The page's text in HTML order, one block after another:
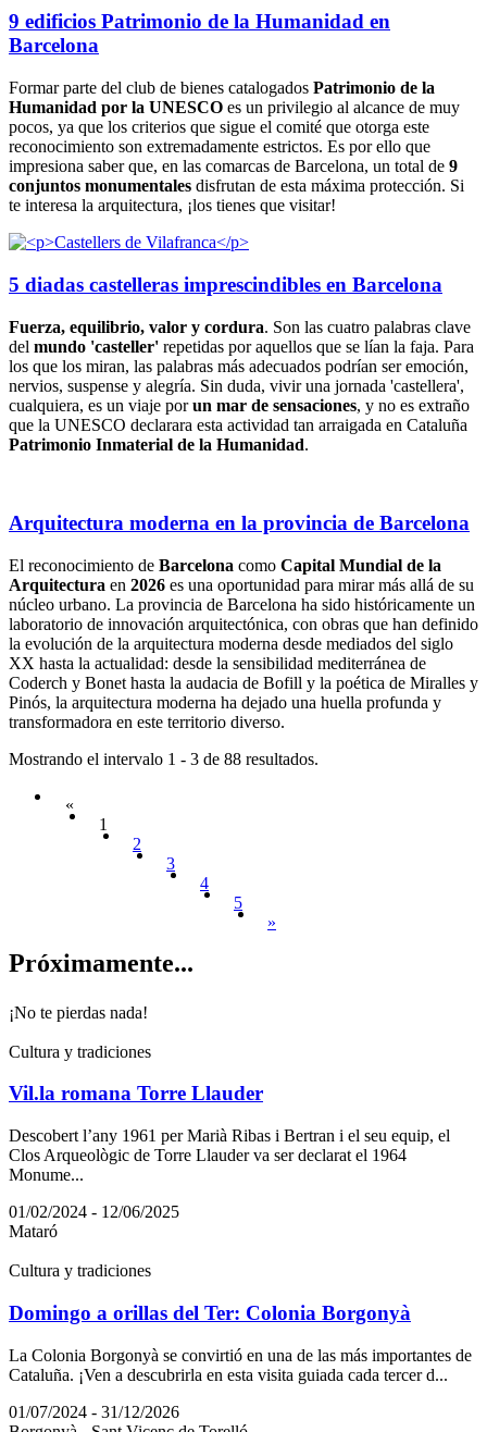
9 edificios Patrimonio de la Humanidad en
Barcelona
Formar parte del club de bienes catalogados Patrimonio de la
Humanidad por la UNESCO es un privilegio al alcance de muy
pocos, ya que los criterios que sigue el comité que otorga este
reconocimiento son extremadamente estrictos. Es por ello que
impresiona saber que, en las comarcas de Barcelona, un total de 9
conjuntos monumentales disfrutan de esta máxima protección. Si
te interesa la arquitectura, ¡los tienes que visitar!
5 diadas castelleras imprescindibles en Barcelona
Fuerza, equilibrio, valor y cordura. Son las cuatro palabras clave
del mundo 'casteller' repetidas por aquellos que se lían la faja. Para
los que los miran, las palabras más adecuados podrían ser emoción,
nervios, suspense y alegría. Sin duda, vivir una jornada 'castellera',
cualquiera, es un viaje porun mar de sensaciones, y no es extraño
que la UNESCO declarara esta actividad tan arraigada en Cataluña
Patrimonio Inmaterial de la Humanidad.
Arquitectura moderna en la provincia de Barcelona
El reconocimiento de Barcelona como Capital Mundial de la
Arquitectura en 2026 es una oportunidad para mirar más allá de su
núcleo urbano. La provincia de Barcelona ha sido históricamente un
laboratorio de innovación arquitectónica, con obras que han definido
la evolución de la arquitectura moderna desde mediados del siglo
XX hasta la actualidad: desde la sensibilidad mediterránea de
Coderch y Bonet hasta la audacia de Bofill y la poética de Miralles y
Pinós, la arquitectura moderna ha dejado una huella profunda y
transformadora en este territorio diverso.
Mostrando el intervalo 1 - 3 de 88 resultados.
«
1
2
3
4
5
»
Próximamente...
¡No te pierdas nada!
Cultura y tradiciones
Vil.la romana Torre Llauder
Descobert l’any 1961 per Marià Ribas i Bertran i el seu equip, el
Clos Arqueològic de Torre Llauder va ser declarat el 1964
Monume...
01/02/2024 - 12/06/2025
Mataró
Cultura y tradiciones
Domingo a orillas del Ter: Colonia Borgonyà
La Colonia Borgonyà se convirtió en una de las más importantes de
Cataluña. ¡Ven a descubrirla en esta visita guiada cada tercer d...
01/07/2024 - 31/12/2026